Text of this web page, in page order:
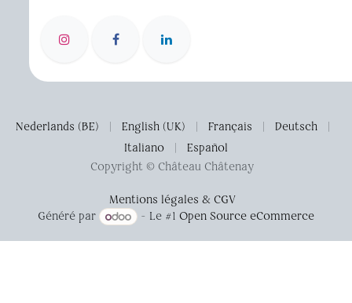
Copyright © Château Châtenay
Mentions légales & CGV
Nederlands (BE) English (UK) Français Deutsch
Italiano
Español
Généré par - Le #1 Open Source eCommerce